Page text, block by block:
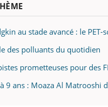
au stade avancé : le
des polluants du quotidien
prometteuses pour des
9 ans : Moaza Al Matrooshi